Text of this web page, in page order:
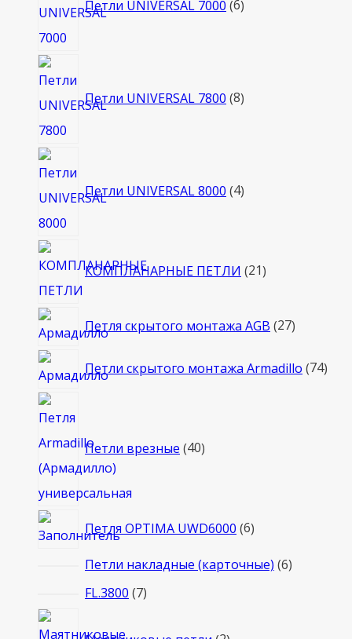
Петли UNIVERSAL 7000 6
Петли UNIVERSAL 7800 8товаров
Петли UNIVERSAL 8000 4товара
КОМПЛАНАРНЫЕ ПЕТЛИ 21товар
Петля скрытого монтажа AGB 2727
Петли скрытого монтажа Armadillo 7474
Петли врезные 40
Петля OPTIMA UWD6000 66
Петли накладные (карточные) 66
FL.3800 77